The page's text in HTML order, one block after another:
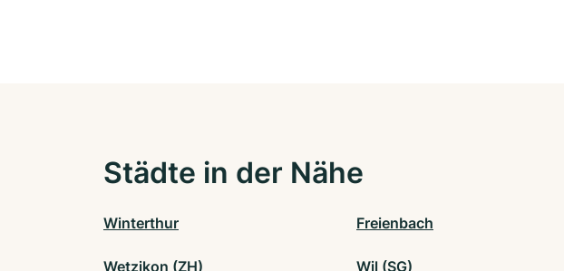
Städte in der Nähe
Winterthur Freienbach
Wetzikon (ZH) Wil (SG)